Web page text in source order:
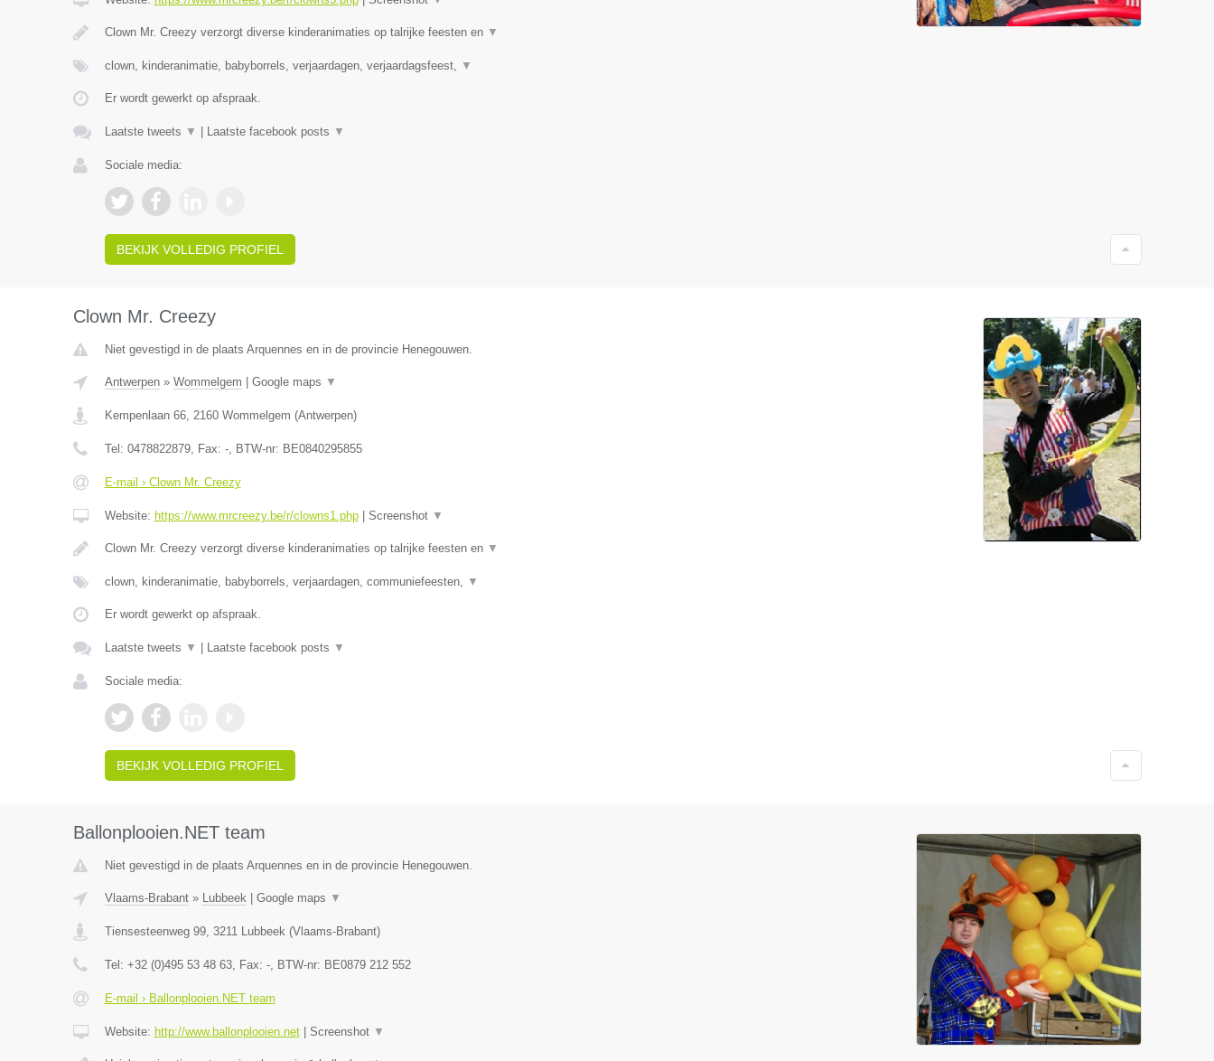
Clown Mr. Creezy verzorgt diverse kinderanimaties op talrijke feesten en ▼
clown, kinderanimatie, babyborrels, verjaardagen, verjaardagsfeest, ▼
Er wordt gewerkt op afspraak.
Laatste tweets ▼ Laatste facebook posts ▼
Sociale media:
BEKIJK VOLLEDIG PROFIEL
Clown Mr. Creezy
Niet gevestigd in de plaats Arquennes en in de provincie Henegouwen.
Antwerpen» Wommelgem Google maps ▼
Kempenlaan 66, 2160 Wommelgem (Antwerpen)
Tel: 0478822879, Fax: -, BTW-nr: BE0840295855
E-mail › Clown Mr. Creezy
Website: https://www.mrcreezy.be/r/clowns1.php| Screenshot ▼
Clown Mr. Creezy verzorgt diverse kinderanimaties op talrijke feesten en ▼
clown, kinderanimatie, babyborrels, verjaardagen, communiefeesten, ▼
Er wordt gewerkt op afspraak.
Laatste tweets ▼ Laatste facebook posts ▼
Sociale media:
BEKIJK VOLLEDIG PROFIEL
Ballonplooien.NET team
Niet gevestigd in de plaats Arquennes en in de provincie Henegouwen.
Vlaams-Brabant» Lubbeek| Google maps ▼
Tiensesteenweg 99, 3211 Lubbeek(Vlaams-Brabant)
Tel: +32 (0)495 53 48 63, Fax: -, BTW-nr: BE0879 212 552
E-mail › Ballonplooien.NET team
Website: http://www.ballonplooien.net| Screenshot ▼